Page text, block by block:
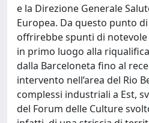
e la Direzione Generale
Europea. Da questo punto
offrirebbe spunti di
in primo luogo alla
dalla Barceloneta fino al
intervento nell’area del Rio
complessi industriali a Est,
del Forum delle Culture